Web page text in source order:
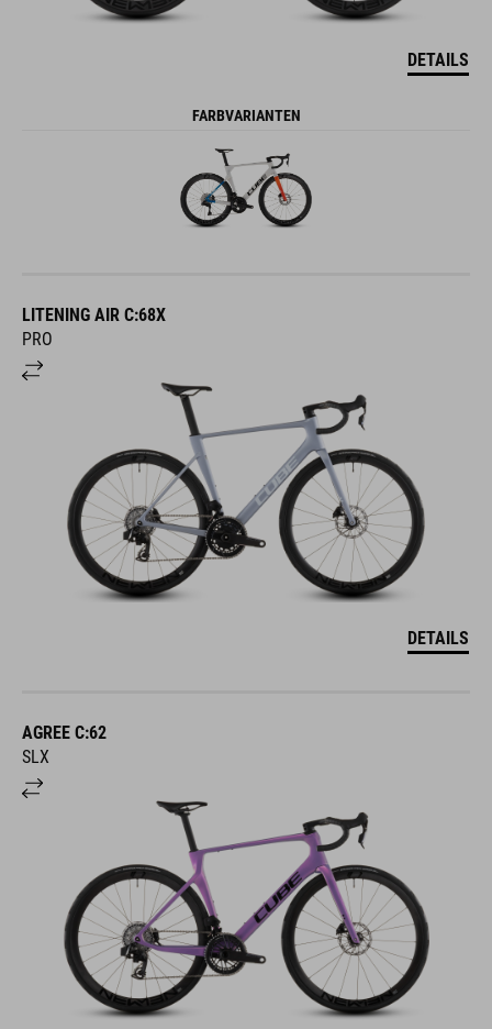
DETAILS
FARBVARIANTEN
LITENING AIR C:68X
PRO
DETAILS
AGREE C:62
SLX